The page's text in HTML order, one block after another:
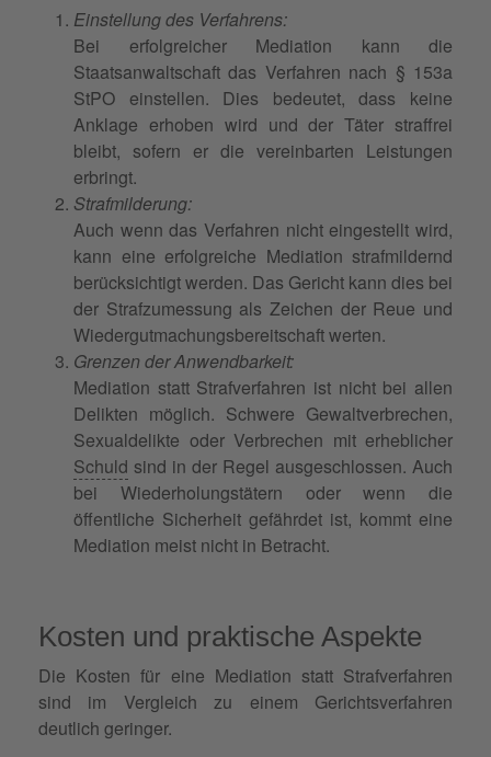
Einstellung des Verfahrens:
Bei erfolgreicher Mediation kann die
Staatsanwaltschaft das Verfahren nach § 153a
StPO einstellen. Dies bedeutet, dass keine
Anklage erhoben wird und der Täter straffrei
bleibt, sofern er die vereinbarten Leistungen
erbringt.
Strafmilderung:
Auch wenn das Verfahren nicht eingestellt wird,
kann eine erfolgreiche Mediation strafmildernd
berücksichtigt werden. Das Gericht kann dies bei
der Strafzumessung als Zeichen der Reue und
Wiedergutmachungsbereitschaft werten.
Grenzen der Anwendbarkeit:
Mediation statt Strafverfahren ist nicht bei allen
Delikten möglich. Schwere Gewaltverbrechen,
Sexualdelikte oder Verbrechen mit erheblicher
Schuld sind in der Regel ausgeschlossen. Auch
bei Wiederholungstätern oder wenn die
öffentliche Sicherheit gefährdet ist, kommt eine
Mediation meist nicht in Betracht.
Kosten und praktische Aspekte
Die Kosten für eine Mediation statt Strafverfahren
sind im Vergleich zu einem Gerichtsverfahren
deutlich geringer.